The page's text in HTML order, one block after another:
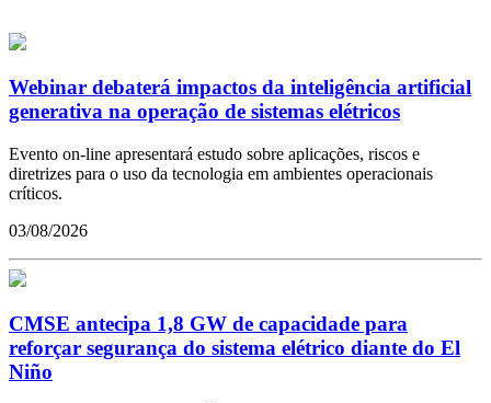
Webinar debaterá impactos da inteligência artificial
generativa na operação de sistemas elétricos
Evento on-line apresentará estudo sobre aplicações, riscos e
diretrizes para o uso da tecnologia em ambientes operacionais
críticos.
03/08/2026
CMSE antecipa 1,8 GW de capacidade para
reforçar segurança do sistema elétrico diante do El
Niño